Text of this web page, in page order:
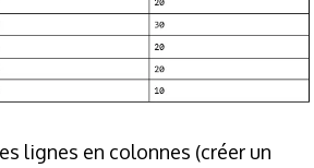
lignes en colonnes (créer un